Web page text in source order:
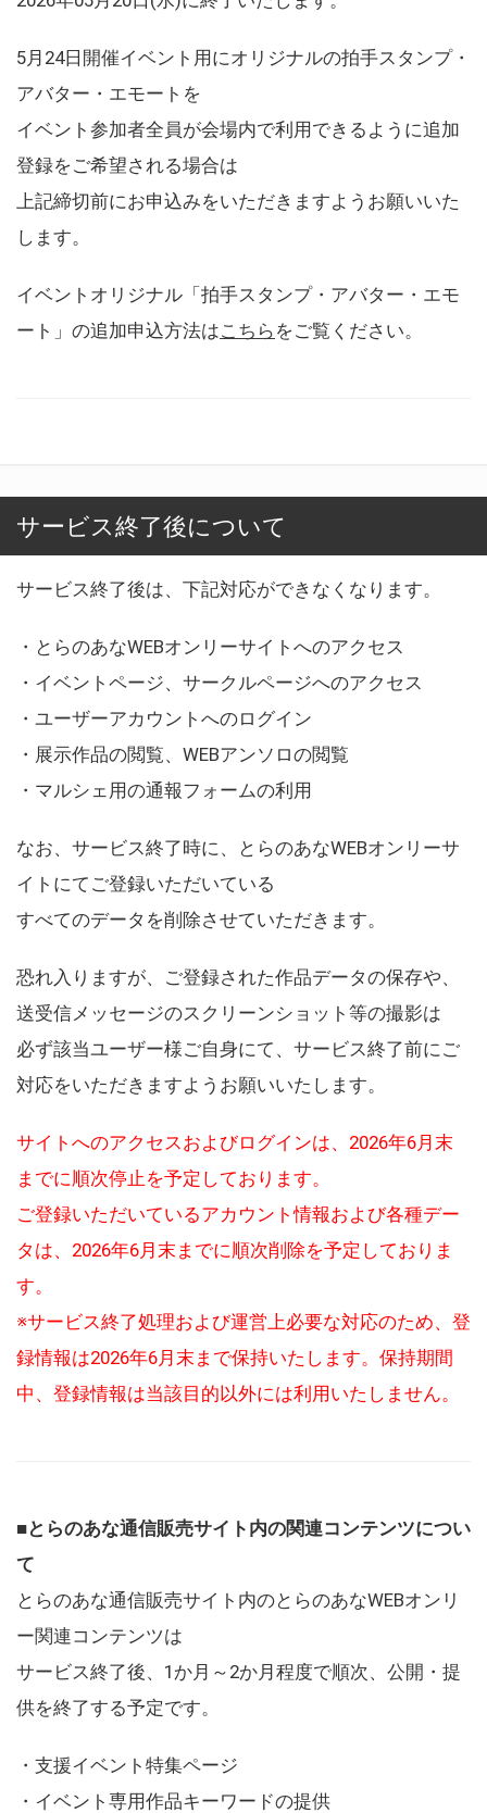
5月24日開催イベント用にオリジナルの拍手スタンプ・
アバター・エモートを
イベント参加者全員が会場内で利用できるように追加
登録をご希望される場合は
上記締切前にお申込みをいただきますようお願いいた
します。
イベントオリジナル「拍手スタンプ・アバター・エモ
ート」の追加申込方法はこちら をご覧ください。
サービス終了後について
サービス終了後は、下記対応ができなくなります。
・とらのあなWEBオンリーサイトへのアクセス
・イベントページ、サークルページへのアクセス
・ユーザーアカウントへのログイン
・展示作品の閲覧、WEBアンソロの閲覧
・マルシェ用の通報フォームの利用
なお、サービス終了時に、とらのあなWEBオンリーサ
イトにてご登録いただいている
すべてのデータを削除させていただきます。
恐れ入りますが、ご登録された作品データの保存や、
送受信メッセージのスクリーンショット等の撮影は
必ず該当ユーザー様ご自身にて、サービス終了前にご
対応をいただきますようお願いいたします。
サイトへのアクセスおよびログインは、2026年6月末
までに順次停止を予定しております。
ご登録いただいているアカウント情報および各種デー
タは、2026年6月末までに順次削除を予定しておりま
す。
※サービス終了処理および運営上必要な対応のため、登
録情報は2026年6月末まで保持いたします。保持期間
中、登録情報は当該目的以外には利用いたしません。
■とらのあな通信販売サイト内の関連コンテンツについ
て
とらのあな通信販売サイト内のとらのあなWEBオンリ
ー関連コンテンツは
サービス終了後、1か月～2か月程度で順次、公開・提
供を終了する予定です。
・支援イベント特集ページ
・イベント専用作品キーワードの提供